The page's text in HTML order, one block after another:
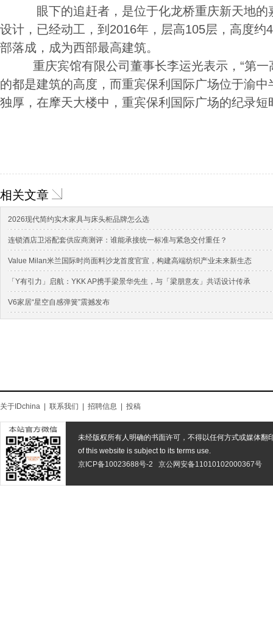
眼下的追赶者，是位于化龙桥重庆新天地的
设计，已经动工，到2016年，层高105层，高度约
部落成，成为西部最高建筑。
重庆宾馆有限公司董事长李运光表示，“第一
的都是建筑的高度，而重宾保利国际广场位于渝
独厚，在摩天大楼中，重宾保利国际广场的纪录短
相关文章
2026现代简约实木家具与床头柜品牌怎么选
连锁酒店卫浴配套供应商测评：谁能承接统一标准与紧急交付重任？
Value Milan米兰国际时尚面料沙龙首度官宣，构建高端纺织产业未来新生态
「Y有引力」启航：YKK AP携手梁景华先生，与「梁朋意友」共话设计传承
V6家居“星空自感弹簧”震撼发布
关于IDchina 联系我们 招聘信息 投稿
未经版权所有人明确的书面许可，不得以任何方式或媒体翻
of this website is subject to its terms use.
京ICP备10023688号-2
京公网安备11010102000367号